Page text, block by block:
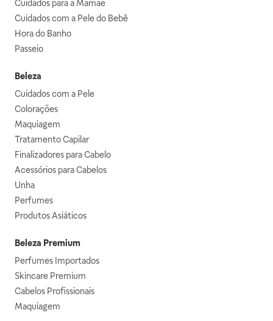
Cuidados para a Mamãe
Cuidados com a Pele do Bebê
Hora do Banho
Passeio
Beleza
Cuidados com a Pele
Colorações
Maquiagem
Tratamento Capilar
Finalizadores para Cabelo
Acessórios para Cabelos
Unha
Perfumes
Produtos Asiáticos
Beleza Premium
Perfumes Importados
Skincare Premium
Cabelos Profissionais
Maquiagem